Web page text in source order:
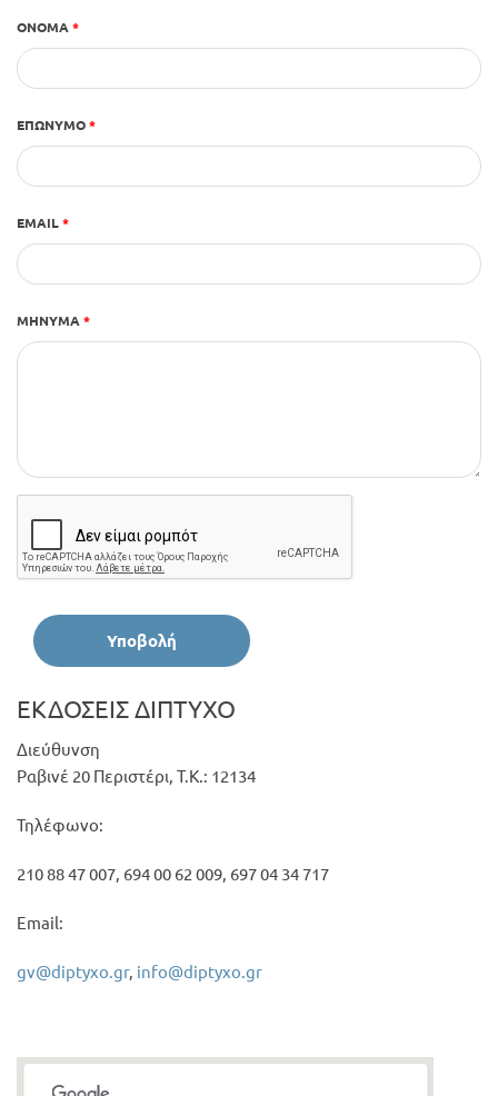
Προσφορές
ΌΝΟΜΑ *
ΕΠΏΝΥΜΟ *
EMAIL *
ΜΉΝΥΜΑ *
Υποβολή
ΕΚΔΟΣΕΙΣ ΔΙΠΤΥΧΟ
Διεύθυνση
Ραβινέ 20 Περιστέρι, Τ.Κ.: 12134
Τηλέφωνο:
210 88 47 007, 694 00 62 009, 697 04 34 717
Email:
gv@diptyxo.gr, info@diptyxo.gr